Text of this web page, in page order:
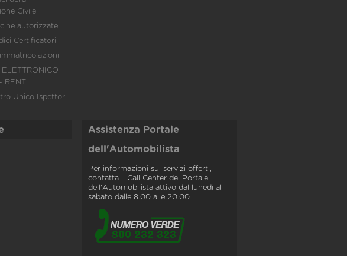
Civile
autorizzate
Certificatori
ELETTRONICO
RENT
Unico Ispettori
Assistenza Portale
dell'Automobilista
Per informazioni sui servizi offerti,
contatta il Call Center del Portale
dell'Automobilista attivo dal lunedì al
sabato dalle 8.00 alle 20.00